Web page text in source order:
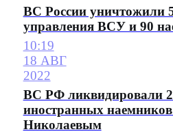
ВС России уничтожили
управления ВСУ и 90
10:19
18 АВГ
2022
ВС РФ ликвидировали
иностранных
Николаевым